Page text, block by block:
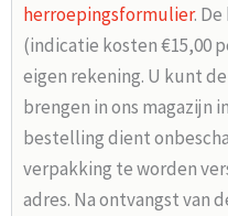
herroepingsformulier.
(indicatie kosten €15,00
eigen rekening. U kunt
brengen in ons magazijn
bestelling dient
verpakking te worden
adres. Na ontvangst van